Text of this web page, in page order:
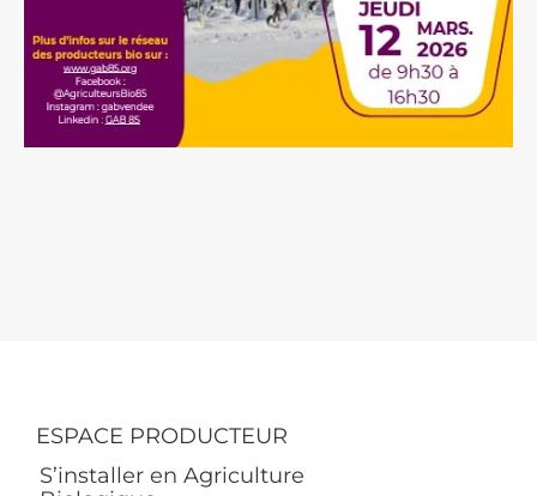
ESPACE PRODUCTEUR
S’installer en Agriculture